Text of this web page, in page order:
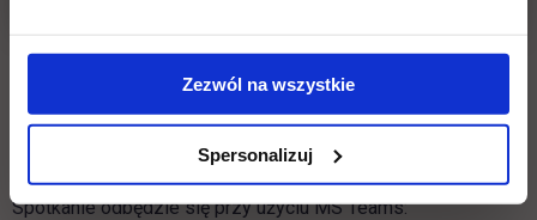
Zezwól na wszystkie
Spersonalizuj
Uczelnia i zasady rekrutacji na kierunek,
sesja pytań i odpowiedzi.
Spotkanie odbędzie się przy użyciu MS Teams: